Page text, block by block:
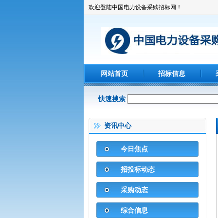
欢迎登陆中国电力设备采购招标网！
网站首页 招标信息
快速搜索
资讯中心
今日焦点
招投标动态
采购动态
综合信息